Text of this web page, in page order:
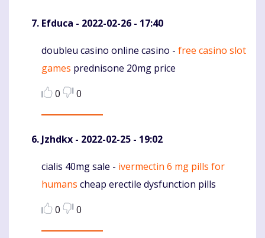
Efduca - 2022-02-26 - 17:40
Komentaras
doubleu casino online casino - free casino slot
games prednisone 20mg price
0
0
Jzhdkx - 2022-02-25 - 19:02
Komentaras
cialis 40mg sale - ivermectin 6 mg pills for
humans cheap erectile dysfunction pills
0
0